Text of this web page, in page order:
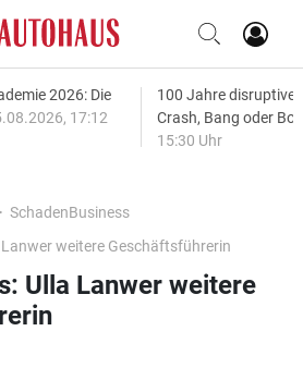
2026: Die
17:12
100 Jahre disruptive
Crash, Bang oder
15:30 Uhr
SchadenBusiness
weitere Geschäftsführerin
Ulla Lanwer weitere